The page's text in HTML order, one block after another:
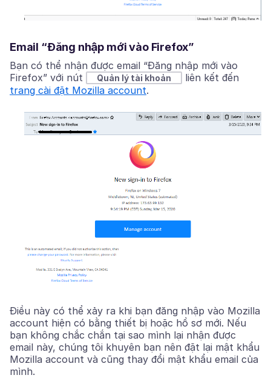
Email “Đăng nhập mới vào Firefox”
Bạn có thể nhận được email “Đăng nhập mới vào
Firefox” với nút
Quản lý tài khoản
liên kết đến
trang cài đặt Mozilla account.
Điều này có thể xảy ra khi bạn đăng nhập vào Mozilla
account hiện có bằng thiết bị hoặc hồ sơ mới. Nếu
bạn không chắc chắn tại sao mình lại nhận được
email này, chúng tôi khuyên bạn nên đặt lại mật khẩu
Mozilla account và cũng thay đổi mật khẩu email của
mình.